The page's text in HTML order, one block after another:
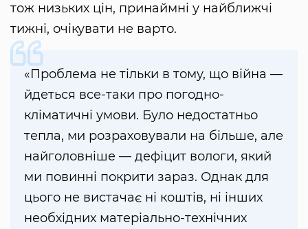
тож низьких цін, принаймні у найближчі
тижні, очікувати не варто.
«Проблема не тільки в тому, що війна —
йдеться все-таки про погодно-
кліматичні умови. Було недостатньо
тепла, ми розраховували на більше, але
найголовніше — дефіцит вологи, який
ми повинні покрити зараз. Однак для
цього не вистачає ні коштів, ні інших
необхідних матеріально-технічних